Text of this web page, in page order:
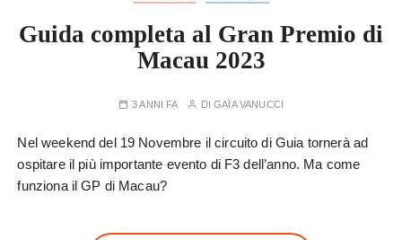
Guida completa al Gran Premio di
Macau 2023
3 ANNI FA DIGAÏA VANUCCI
Nel weekend del 19 Novembre il circuito di Guia tornerà ad
ospitare il più importante evento di F3 dell’anno. Ma come
funziona il GP di Macau?